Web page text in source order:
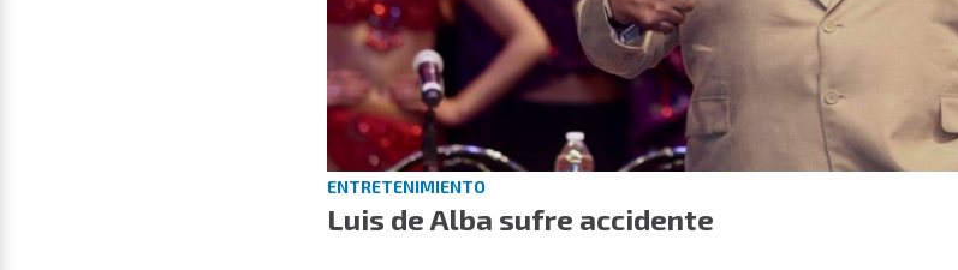
ENTRETENIMIENTO
Luis de Alba sufre accidente